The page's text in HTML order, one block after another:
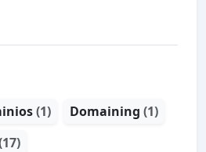
(1) Domaining (1)